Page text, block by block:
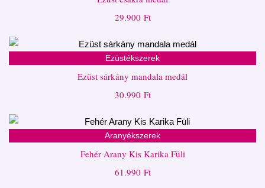
29.900 Ft
Ezüstékszerek
Ezüst sárkány mandala medál
30.990 Ft
Aranyékszerek
Fehér Arany Kis Karika Füli
61.990 Ft